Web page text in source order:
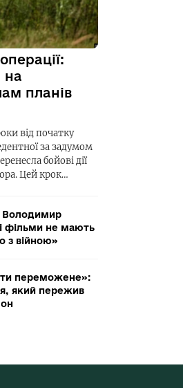
на
планів
від початку
за задумом
бойові дії
Цей крок…
Володимир
фільми не мають
з війною»
переможене»:
який пережив